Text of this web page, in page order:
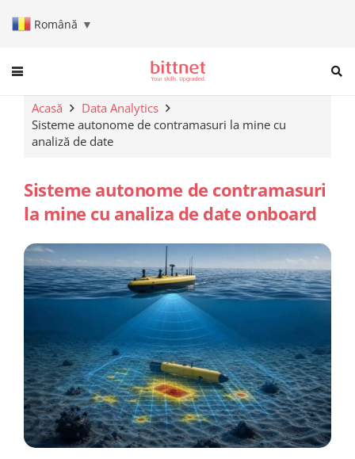
Română ▼
When autocomplete results
Acasă
Data Analytics
Sisteme autonome de contramasuri la mine cu
analiză de date
Sisteme autonome de contramasuri
la mine cu analiza de date onboard